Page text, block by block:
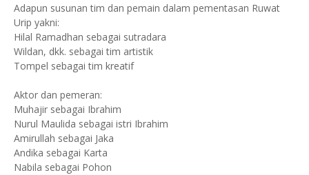
Adapun susunan tim dan pemain dalam pementasan Ruwat
Urip yakni:
Hilal Ramadhan sebagai sutradara
Wildan, dkk. sebagai tim artistik
Tompel sebagai tim kreatif
Aktor dan pemeran:
Muhajir sebagai Ibrahim
Nurul Maulida sebagai istri Ibrahim
Amirullah sebagai Jaka
Andika sebagai Karta
Nabila sebagai Pohon